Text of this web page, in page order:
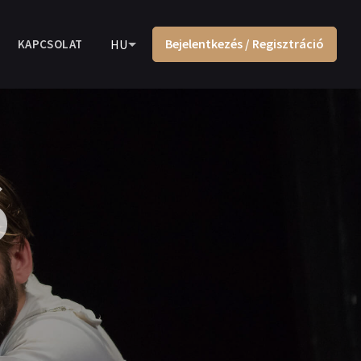
KAPCSOLAT HU Bejelentkezés / Regisztráció